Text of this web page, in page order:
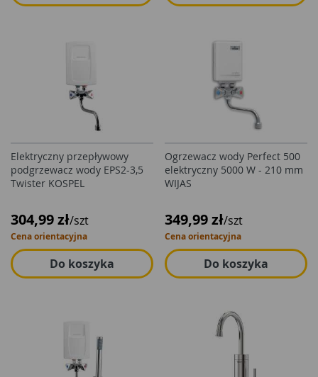
Elektryczny przepływowy
podgrzewacz wody EPS2-3,5
Twister KOSPEL
304,99 zł/szt
Cena orientacyjna
Do koszyka
Ogrzewacz wody Perfect 500
elektryczny 5000 W - 210 mm
WIJAS
349,99 zł/szt
Cena orientacyjna
Do koszyka